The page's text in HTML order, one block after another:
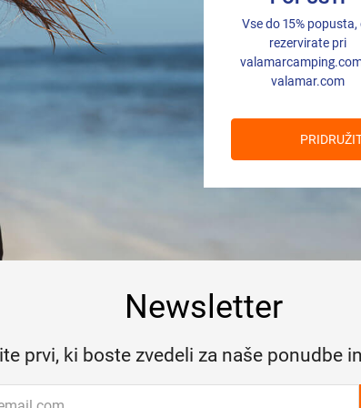
Vse do 15% popusta,
rezervirate pri
valamar.com
Newsletter
prvi, ki boste zvedeli za naše ponudbe